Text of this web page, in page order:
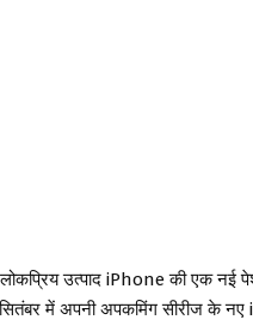
उत्पाद iPhone की एक नई
में अपनी अपकमिंग सीरीज के